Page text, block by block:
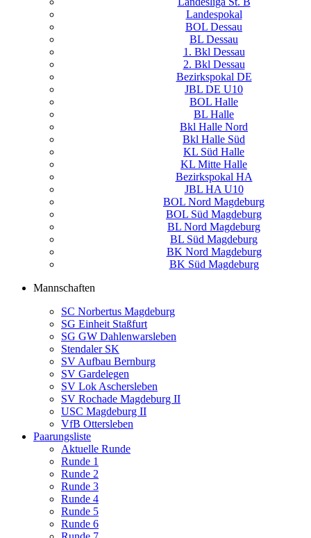
Landespokal
BOL Dessau
BL Dessau
1. Bkl Dessau
2. Bkl Dessau
Bezirkspokal DE
JBL DE U10
BOL Halle
BL Halle
Bkl Halle Nord
Bkl Halle Süd
KL Süd Halle
KL Mitte Halle
Bezirkspokal HA
JBL HA U10
BOL Nord Magdeburg
BOL Süd Magdeburg
BL Nord Magdeburg
BL Süd Magdeburg
BK Nord Magdeburg
BK Süd Magdeburg
Mannschaften
SC Norbertus Magdeburg
SG Einheit Staßfurt
SG GW Dahlenwarsleben
Stendaler SK
SV Aufbau Bernburg
SV Gardelegen
SV Lok Aschersleben
SV Rochade Magdeburg II
USC Magdeburg II
VfB Ottersleben
Paarungsliste
Aktuelle Runde
Runde 1
Runde 2
Runde 3
Runde 4
Runde 5
Runde 6